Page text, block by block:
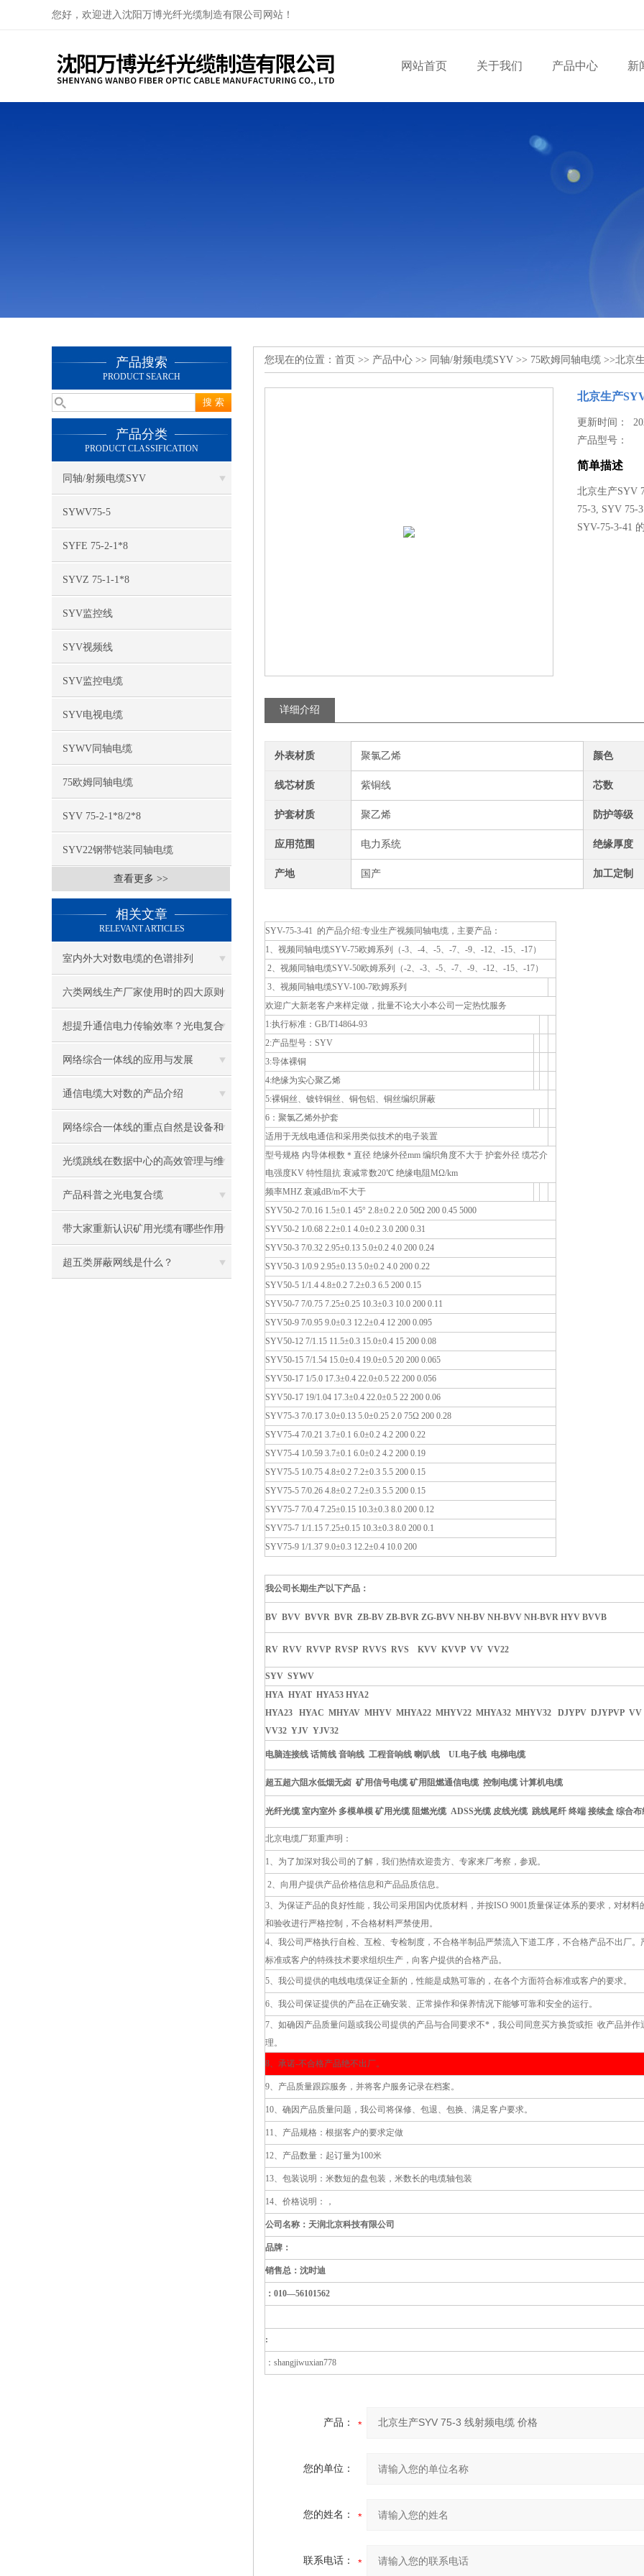
您好，欢迎进入沈阳万博光纤光缆制造有限公司网站！
网站首页 关于我们 产品中心 新
产品搜索
PRODUCT SEARCH
产品分类
PRODUCT CLASSIFICATION
同轴/射频电缆SYV
SYWV75-5
SYFE 75-2-1*8
SYVZ 75-1-1*8
SYV监控线
SYV视频线
SYV监控电缆
SYV电视电缆
SYWV同轴电缆
75欧姆同轴电缆
SYV 75-2-1*8/2*8
SYV22钢带铠装同轴电缆
查看更多 >>
相关文章
RELEVANT ARTICLES
室内外大对数电缆的色谱排列
六类网线生产厂家使用时的四大原则
想提升通信电力传输效率？光电复合
缆有何秘诀？
网络综合一体线的应用与发展
通信电缆大对数的产品介绍
网络综合一体线的重点自然是设备和
技术
光缆跳线在数据中心的高效管理与维
护策略
产品科普之光电复合缆
带大家重新认识矿用光缆有哪些作用
超五类屏蔽网线是什么？
您现在的位置： 首页 >> 产品中心 >> 同轴/射频电缆SYV >> 75欧姆同轴电缆 >>北京
北京生产
更新时间：
产品型号：
简单描述
北京生产SYV
75-3, SYV 75-
SYV-75-3-41
详细介绍
外表材质 聚氯乙烯 颜色
线芯材质 紫铜线 芯数
护套材质 聚乙烯 防护等级
应用范围 电力系统 绝缘厚度
产地 国产 加工定制
SYV-75-3-41 的产品介绍:专业生产视频同轴电缆，主要产品：
1、视频同轴电缆SYV-75欧姆系列（-3、-4、-5、-7、-9、-12、-15、-17）
2、视频同轴电缆SYV-50欧姆系列（-2、-3、-5、-7、-9、-12、-15、-17）
3、视频同轴电缆SYV-100-7欧姆系列
欢迎广大新老客户来样定做，批量不论大小本公司一定热忱服务
1:执行标准：GB/T14864-93
2:产品型号：SYV
3:导体裸铜
4:绝缘为实心聚乙烯
5:裸铜丝、镀锌铜丝、铜包铝、铜丝编织屏蔽
6：聚氯乙烯外护套
适用于无线电通信和采用类似技术的电子装置
型号规格 内导体根数＊直径 绝缘外径mm 编织角度不大于 护套外径 缆芯介
电强度KV 特性阻抗 衰减常数20℃ 绝缘电阻MΩ/km
频率MHZ 衰减dB/m不大于
SYV50-2 7/0.16 1.5±0.1 45° 2.8±0.2 2.0 50Ω 200 0.45 5000
SYV50-2 1/0.68 2.2±0.1 4.0±0.2 3.0 200 0.31
SYV50-3 7/0.32 2.95±0.13 5.0±0.2 4.0 200 0.24
SYV50-3 1/0.9 2.95±0.13 5.0±0.2 4.0 200 0.22
SYV50-5 1/1.4 4.8±0.2 7.2±0.3 6.5 200 0.15
SYV50-7 7/0.75 7.25±0.25 10.3±0.3 10.0 200 0.11
SYV50-9 7/0.95 9.0±0.3 12.2±0.4 12 200 0.095
SYV50-12 7/1.15 11.5±0.3 15.0±0.4 15 200 0.08
SYV50-15 7/1.54 15.0±0.4 19.0±0.5 20 200 0.065
SYV50-17 1/5.0 17.3±0.4 22.0±0.5 22 200 0.056
SYV50-17 19/1.04 17.3±0.4 22.0±0.5 22 200 0.06
SYV75-3 7/0.17 3.0±0.13 5.0±0.25 2.0 75Ω 200 0.28
SYV75-4 7/0.21 3.7±0.1 6.0±0.2 4.2 200 0.22
SYV75-4 1/0.59 3.7±0.1 6.0±0.2 4.2 200 0.19
SYV75-5 1/0.75 4.8±0.2 7.2±0.3 5.5 200 0.15
SYV75-5 7/0.26 4.8±0.2 7.2±0.3 5.5 200 0.15
SYV75-7 7/0.4 7.25±0.15 10.3±0.3 8.0 200 0.12
SYV75-7 1/1.15 7.25±0.15 10.3±0.3 8.0 200 0.1
SYV75-9 1/1.37 9.0±0.3 12.2±0.4 10.0 200
我公司长期生产以下产品：
BV BVV BVVR BVR ZB-BV ZB-BVR ZG-BVV NH-BV NH-BVV NH-BVR HYV BVVB
RV RVV RVVP RVSP RVVS RVS KVV KVVP VV VV22
SYV SYWV
HYA HYAT HYA53 HYA2
HYA23 HYAC MHYAV MHYV MHYA22 MHYV22 MHYA32 MHYV32 DJYPV DJYPVP VV
VV32 YJV YJV32
电脑连接线 话筒线 音响线 工程音响线 喇叭线 UL电子线 电梯电缆
超五超六阻水低烟无卤 矿用信号电缆 矿用阻燃通信电缆 控制电缆 计算机电缆
光纤光缆 室内室外 多模单模 矿用光缆 阻燃光缆 ADSS光缆 皮线光缆 跳线尾纤 终端 接续盒 综合布
北京电缆厂郑重声明：
1、为了加深对我公司的了解，我们热情欢迎贵方、专家来厂考察，参观。
2、向用户提供产品价格信息和产品品质信息。
3、为保证产品的良好性能，我公司采用国内优质材料，并按ISO 9001质量保证体系的要求，对材料
和验收进行严格控制，不合格材料严禁使用。
4、我公司严格执行自检、互检、专检制度，不合格半制品严禁流入下道工序，不合格产品不出厂。
标准或客户的特殊技术要求组织生产，向客户提供的合格产品。
5、我公司提供的电线电缆保证全新的，性能是成熟可靠的，在各个方面符合标准或客户的要求。
6、我公司保证提供的产品在正确安装、正常操作和保养情况下能够可靠和安全的运行。
7、如确因产品质量问题或我公司提供的产品与合同要求不*，我公司同意买方换货或拒 收产品并作
理。
8、承诺-不合格产品绝不出厂。
9、产品质量跟踪服务，并将客户服务记录在档案。
10、确因产品质量问题，我公司将保修、包退、包换、满足客户要求。
11、产品规格：根据客户的要求定做
12、产品数量：起订量为100米
13、包装说明：米数短的盘包装，米数长的电缆轴包装
14、价格说明：，
公司名称：天润北京科技有限公司
品牌：
销售总：沈时迪
：010—56101562
:
：shangjiwuxian778
产品：
您的单位：
您的姓名：
联系电话：